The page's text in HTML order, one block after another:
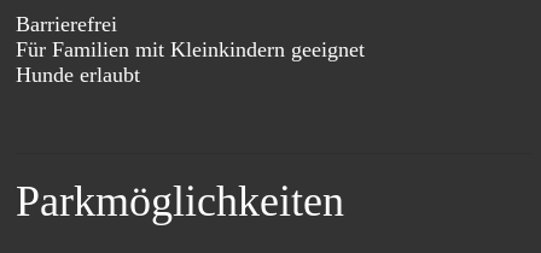
Barrierefrei
Für Familien mit Kleinkindern geeignet
Hunde erlaubt
Parkmöglichkeiten